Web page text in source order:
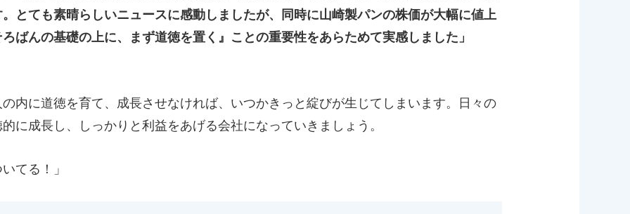
とても素晴らしいニュースに感動しましたが、同時に山崎製パンの株価が大幅に値上
ばんの基礎の上に、まず道徳を置く』ことの重要性をあらためて実感しました」
内に道徳を育て、成長させなければ、いつかきっと綻びが生じてしまいます。日々の
に成長し、しっかりと利益をあげる会社になっていきましょう。
てる！」